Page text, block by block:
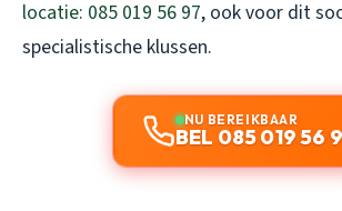
locatie: 085 019 56 97, ook voor dit
specialistische klussen.
NU BEREIKBAAR
BEL 085 019 56